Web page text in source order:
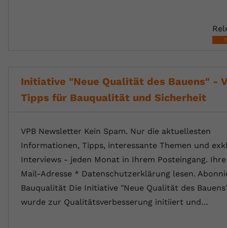
Initiative "Neue Qualität des Bauens" -
Tipps für Bauqualität und Sicherheit
VPB Newsletter Kein Spam. Nur die aktuellesten
Informationen, Tipps, interessante Themen und
Interviews - jeden Monat in Ihrem Posteingang.
Mail-Adresse * Datenschutzerklärung lesen.
Bauqualität Die Initiative "Neue Qualität des
wurde zur Qualitätsverbesserung initiiert und…